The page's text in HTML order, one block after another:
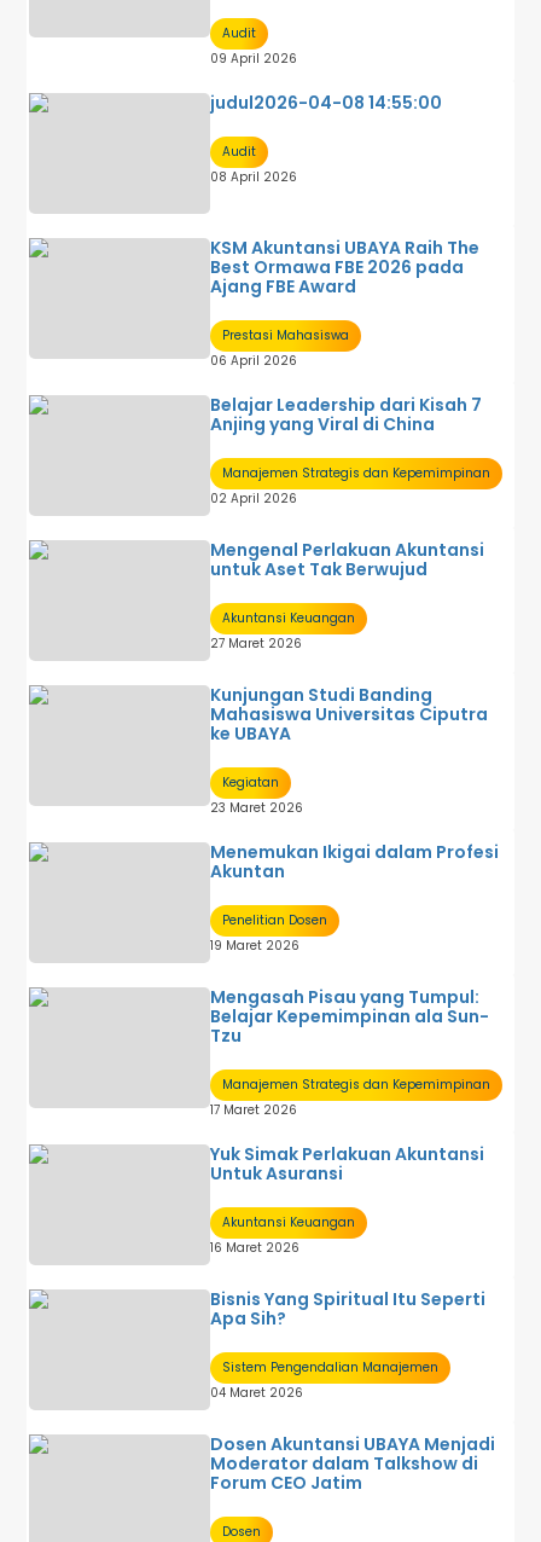
Audit
09 April 2026
judul2026-04-08 14:55:00
Audit
08 April 2026
KSM Akuntansi UBAYA Raih The
Best Ormawa FBE 2026 pada
Ajang FBE Award
Prestasi Mahasiswa
06 April 2026
Belajar Leadership dari Kisah 7
Anjing yang Viral di China
Manajemen Strategis dan Kepemimpinan
02 April 2026
Mengenal Perlakuan Akuntansi
untuk Aset Tak Berwujud
Akuntansi Keuangan
27 Maret 2026
Kunjungan Studi Banding
Mahasiswa Universitas Ciputra
ke UBAYA
Kegiatan
23 Maret 2026
Menemukan Ikigai dalam Profesi
Akuntan
Penelitian Dosen
19 Maret 2026
Mengasah Pisau yang Tumpul:
Belajar Kepemimpinan ala Sun-
Tzu
Manajemen Strategis dan Kepemimpinan
17 Maret 2026
Yuk Simak Perlakuan Akuntansi
Untuk Asuransi
Akuntansi Keuangan
16 Maret 2026
Bisnis Yang Spiritual Itu Seperti
Apa Sih?
Sistem Pengendalian Manajemen
04 Maret 2026
Dosen Akuntansi UBAYA Menjadi
Moderator dalam Talkshow di
Forum CEO Jatim
Dosen